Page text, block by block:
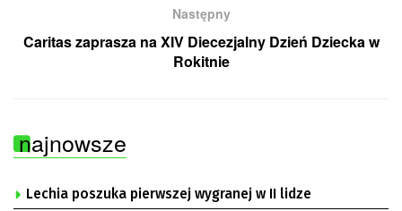
Następny
Caritas zaprasza na XIV Diecezjalny Dzień Dziecka w
Rokitnie
najnowsze
Lechia poszuka pierwszej wygranej w II lidze